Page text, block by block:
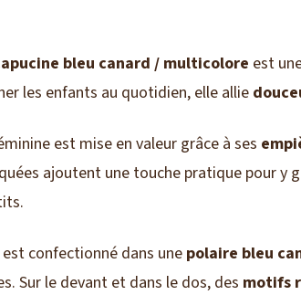
bleu canard / multicolore est
les enfants au quotidien, elle allie
est mise en valeur grâce à ses
ajoutent une touche pratique pour
confectionné dans une polaire bleu
Sur le devant et dans le dos, des motifs